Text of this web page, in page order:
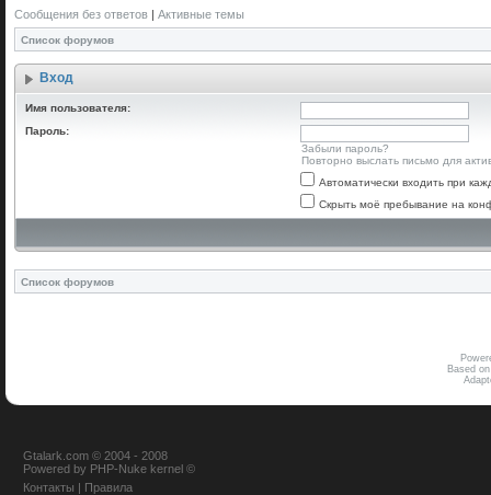
Сообщения без ответов | Активные темы
Список форумов
Вход
Имя пользователя:
Пароль:
Забыли пароль?
Повторно выслать письмо для
Автоматически входить при
Скрыть моё пребывание на
Список форумов
Based
Gtalark.com © 2004 - 2008
Powered by PHP-Nuke kernel ©
Контакты | Правила